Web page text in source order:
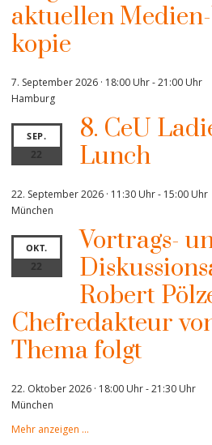
aktuellen
kopie
7. September 2026 · 18:00 Uhr-21:00 Uhr
Hamburg
SEP.
22
8. CeU
Lunch
22. September 2026 · 11:30 Uhr- 15:00 Uhr
München
OKT.
22
Vortrags-
Robert
Chefredakteur
Thema folgt
22. Oktober 2026 · 18:00 Uhr-21:30 Uhr
München
Mehr anzeigen …